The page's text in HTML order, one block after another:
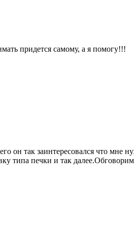
придется самому, а я помогу!!!
он так заинтересовался что
типа печки и так